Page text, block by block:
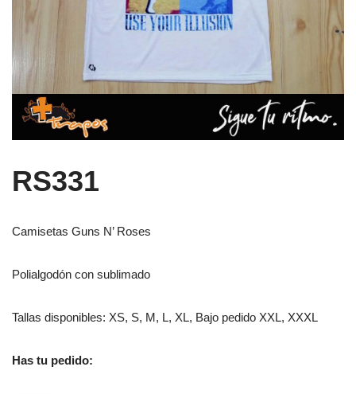
RS331
Camisetas Guns N’ Roses
Polialgodón con sublimado
Tallas disponibles: XS, S, M, L, XL, Bajo pedido XXL, XXXL
Has tu pedido: